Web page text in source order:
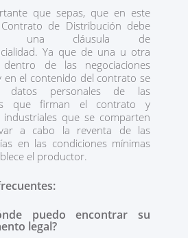
que sepas, que en este
de Distribución debe
una cláusula de
Ya que de una u otra
dentro de las negociaciones
en el contenido del contrato se
datos personales de las
que firman el contrato y
industriales que se comparten
a cabo la reventa de las
en las condiciones mínimas
el productor.
puedo encontrar su
legal?